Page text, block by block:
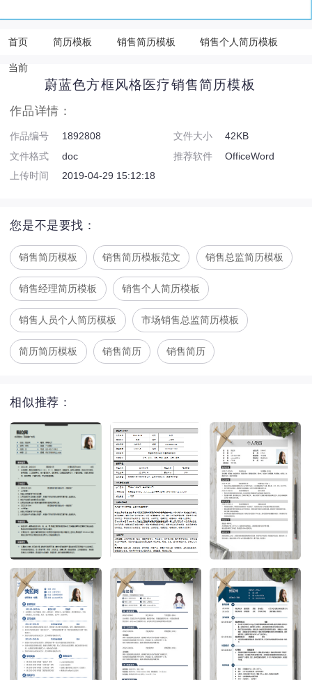
首页 简历模板 销售简历模板 销售个人简历模板
当前
蔚蓝色方框风格医疗销售简历模板
作品详情：
作品编号 1892808 文件大小
42KB
文件格式
doc 推荐软件
OfficeWord
上传时间
2019-04-29 15:12:18
您是不是要找：
销售简历模板 销售简历模板范文 销售总监简历模板
销售经理简历模板 销售个人简历模板
销售人员个人简历模板 市场销售总监简历模板
简历简历模板 销售简历 销售简历
相似推荐：